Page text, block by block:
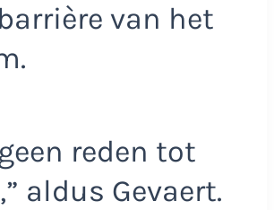
van het
reden tot
aldus Gevaert.